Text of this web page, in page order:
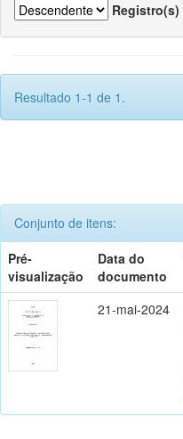
Registro(s)
Resultado 1-1 de 1.
Conjunto de itens:
Pré-
visualização
Data do
documento
21-mai-2024